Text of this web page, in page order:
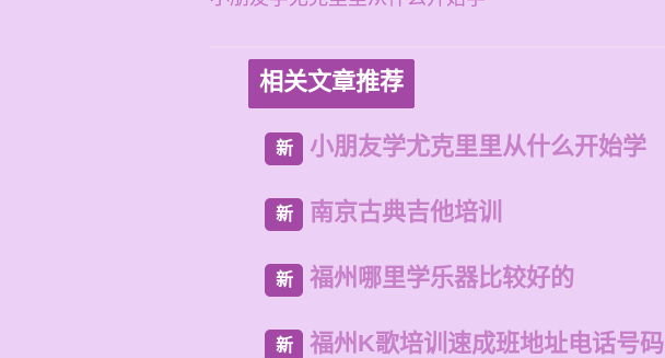
相关文章推荐
新 小朋友学尤克里里从什么开始学
新 南京古典吉他培训
新 福州哪里学乐器比较好的
新 福州K歌培训速成班地址电话号码